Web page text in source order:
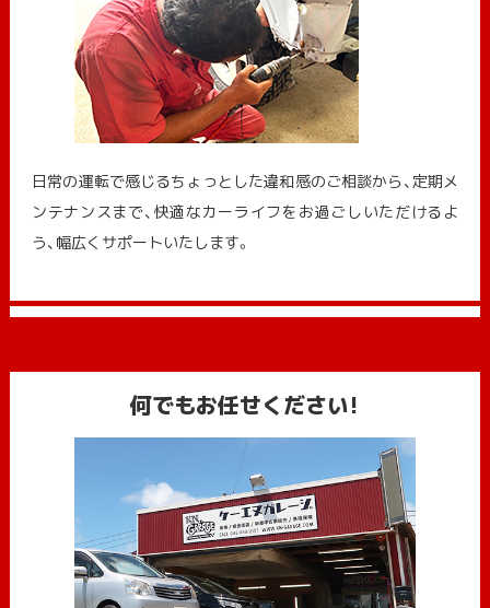
日常の運転で感じるちょっとした違和感のご相談から、定期メ
ンテナンスまで、快適なカーライフをお過ごしいただけるよ
う、幅広くサポートいたします。
何でもお任せください!